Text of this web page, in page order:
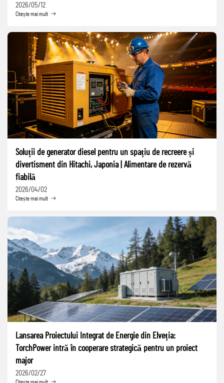
2026/05/12
Citește mai mult
Soluții de generator diesel pentru un spațiu de recreere și
divertisment din Hitachi, Japonia | Alimentare de rezervă
fiabilă
2026/04/02
Citește mai mult
Lansarea Proiectului Integrat de Energie din Elveția:
TorchPower intră în cooperare strategică pentru un proiect
major
2026/02/27